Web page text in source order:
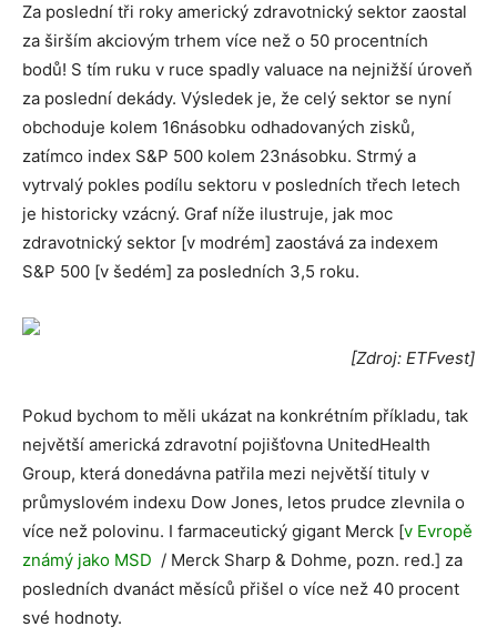
Za poslední tři roky americký zdravotnický sektor zaostal
za širším akciovým trhem více než o 50 procentních
bodů! S tím ruku v ruce spadly valuace na nejnižší úroveň
za poslední dekády. Výsledek je, že celý sektor se nyní
obchoduje kolem 16násobku odhadovaných zisků,
zatímco index S&P 500 kolem 23násobku. Strmý a
vytrvalý pokles podílu sektoru v posledních třech letech
je historicky vzácný. Graf níže ilustruje, jak moc
zdravotnický sektor [v modrém] zaostává za indexem
S&P 500 [v šedém] za posledních 3,5 roku.
[Zdroj: ETFvest]
Pokud bychom to měli ukázat na konkrétním příkladu, tak
největší americká zdravotní pojišťovna UnitedHealth
Group, která donedávna patřila mezi největší tituly v
průmyslovém indexu Dow Jones, letos prudce zlevnila o
více než polovinu. I farmaceutický gigant Merck [v Evropě
známý jako MSD / Merck Sharp & Dohme, pozn. red.] za
posledních dvanáct měsíců přišel o více než 40 procent
své hodnoty.